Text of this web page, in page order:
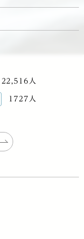
22,516人
1727人